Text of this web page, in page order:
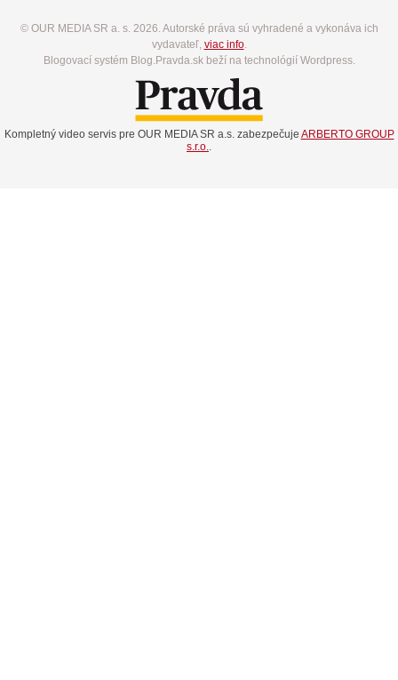
© OUR MEDIA SR a. s. 2026. Autorské práva sú vyhradené a vykonáva ich
vydavateľ, viac info.
Blogovací systém Blog.Pravda.sk beží na technológií Wordpress.
Kompletný video servis pre OUR MEDIA SR a.s. zabezpečuje ARBERTO GROUP
s.r.o..